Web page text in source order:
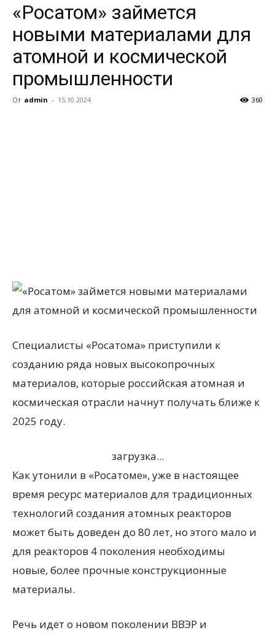
«Росатом» займется
новыми материалами для
атомной и космической
промышленности
От admin - 15.10.2024 360
Специалисты «Росатома» приступили к
созданию ряда новых высокопрочных
материалов, которые российская атомная и
космическая отрасли начнут получать ближе к
2025 году.
загрузка...
Как утонили в «Росатоме», уже в настоящее
время ресурс материалов для традиционных
технологий создания атомных реакторов
может быть доведен до 80 лет, но этого мало и
для реакторов 4 поколения необходимы
новые, более прочные конструкционные
материалы.
Речь идет о новом поколении ВВЭР и